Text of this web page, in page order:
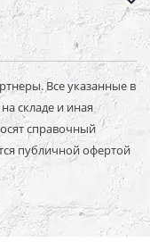
Все указанные в
складе и иная
справочный
публичной офертой